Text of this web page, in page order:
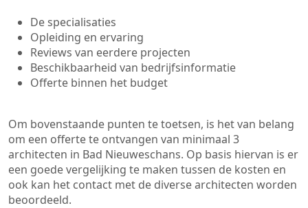
De specialisaties
Opleiding en ervaring
Reviews van eerdere projecten
Beschikbaarheid van bedrijfsinformatie
Offerte binnen het budget
Om bovenstaande punten te toetsen, is het van belang
om een offerte te ontvangen van minimaal 3
architecten in Bad Nieuweschans. Op basis hiervan is er
een goede vergelijking te maken tussen de kosten en
ook kan het contact met de diverse architecten worden
beoordeeld.